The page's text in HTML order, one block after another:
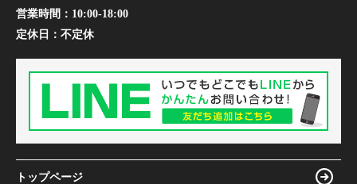
営業時間： 10:00-18:00
定休日： 不定休
トップページ